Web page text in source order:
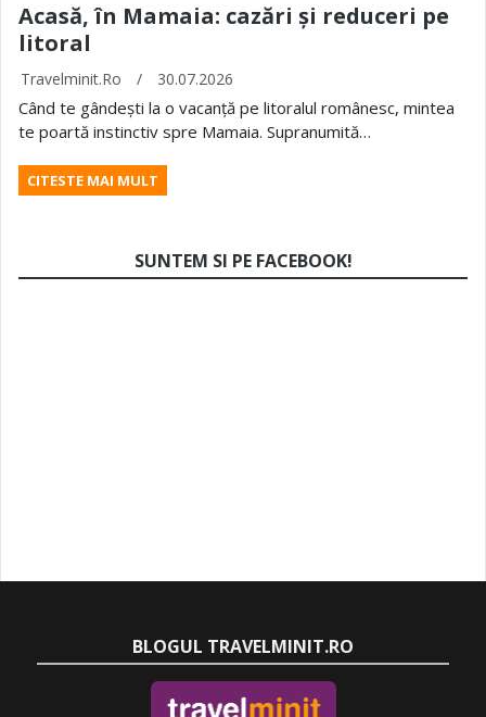
Acasă, în Mamaia: cazări și reduceri pe
litoral
Travelminit.ro / 30.07.2026
Când te gândești la o vacanță pe litoralul românesc, mintea
te poartă instinctiv spre Mamaia. Supranumită…
CITESTE MAI MULT
SUNTEM SI PE FACEBOOK!
BLOGUL TRAVELMINIT.RO